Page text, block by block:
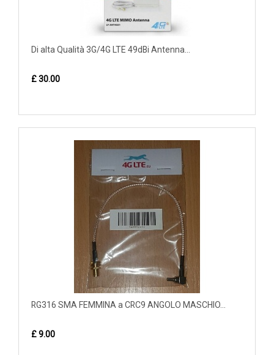
Di alta Qualità 3G/4G LTE 49dBi Antenna...
£ 30.00
RG316 SMA FEMMINA a CRC9 ANGOLO MASCHIO...
£ 9.00